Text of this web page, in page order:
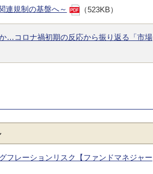
連規制の基盤へ～ （523KB）
…コロナ禍初期の反応から振り返る「市場
フレーションリスク【ファンドマネジャー